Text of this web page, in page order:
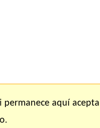
permanece aquí acepta